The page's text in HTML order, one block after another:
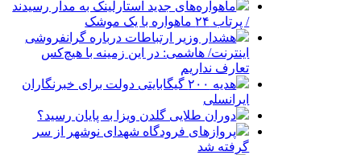
ماهواره‌های جدید استارلینک به مدار رسیدند
/ پرتاب ۲۴ ماهواره با یک موشک
هشدار وزیر ارتباطات درباره گرانفروشی
اینترنت/ هاشمی: در این زمینه با هیچ‌کس
تعارف نداریم
هدیه ۲۰۰ گیگابایتی دولت برای خبرنگاران
ایرانسلی
دوران طلایی گلدن ویزا به پایان رسید؟
پروازهای فرودگاه شهدای نوشهر از سر
گرفته شد